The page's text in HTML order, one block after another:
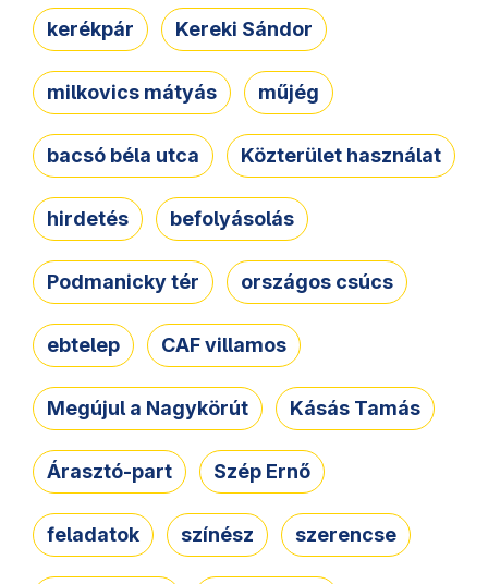
kerékpár Kereki Sándor
milkovics mátyás műjég
bacsó béla utca Közterület használat
hirdetés befolyásolás
Podmanicky tér országos csúcs
ebtelep CAF villamos
Megújul a Nagykörút Kásás Tamás
Árasztó-part Szép Ernő
feladatok színész szerencse